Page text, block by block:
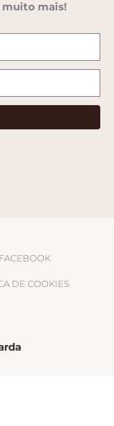
muito mais!
FACEBOOK
DE COOKIES